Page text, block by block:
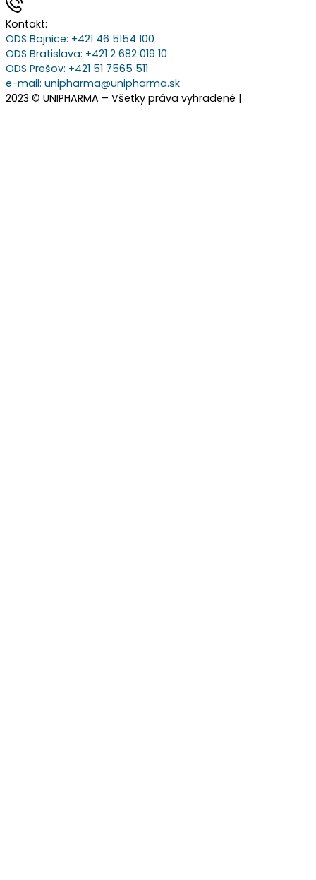
Kontakt:
ODS Bojnice: +421 46 5154 100
ODS Bratislava: +421 2 682 019 10
ODS Prešov: +421 51 7565 511
e-mail: unipharma@unipharma.sk
2023 © UNIPHARMA – Všetky práva vyhradené |